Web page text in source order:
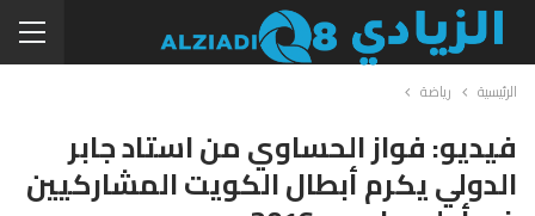
الرئيسية رياضة
فيديو: فواز الحساوي من استاد جابر
الدولي يكرم أبطال الكويت المشاركيين